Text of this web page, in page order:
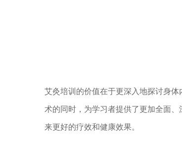
艾灸培训的价值在于更深入地探讨身
术的同时，为学习者提供了更加全面
来更好的疗效和健康效果。